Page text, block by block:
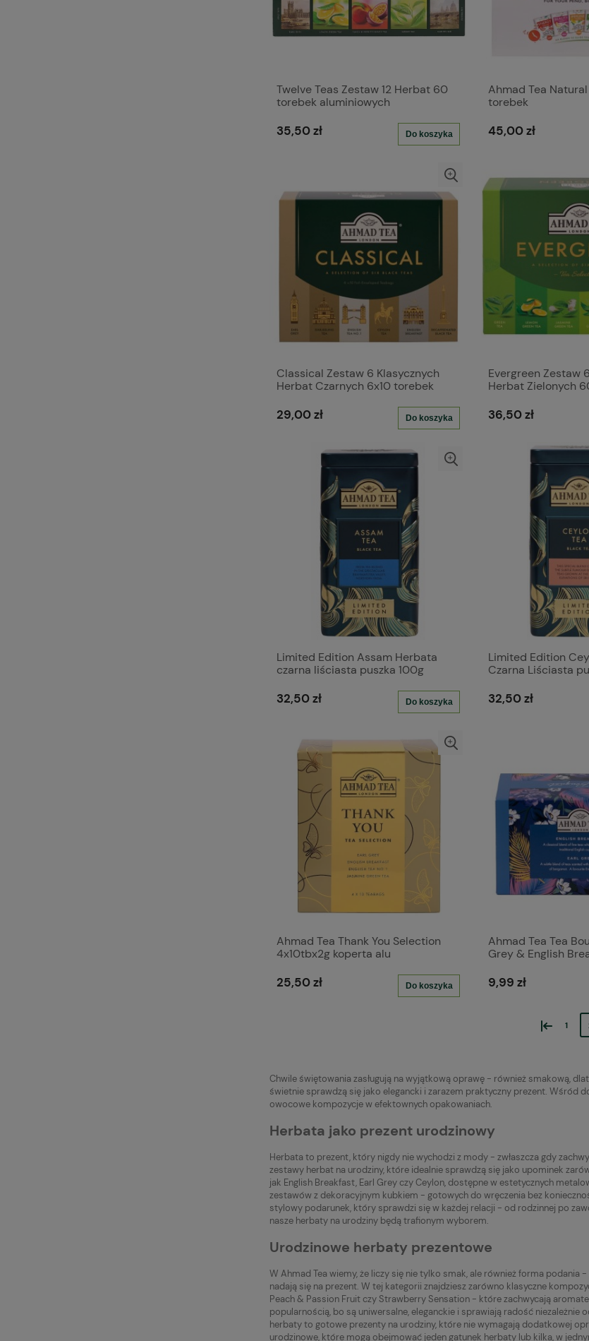
Twelve Teas Zestaw 12 Herbat 60
torebek aluminiowych
35,50 zł Do koszyka
Ahmad Tea
torebek
45,00 zł
Classical Zestaw 6 Klasycznych
Herbat Czarnych 6x10 torebek
29,00 zł Do koszyka
Evergreen Zestaw
Herbat Zielonych
36,50 zł
Limited Edition Assam Herbata
czarna liściasta puszka 100g
32,50 zł Do koszyka
Limited Edition
Czarna Liściasta
32,50 zł
Ahmad Tea Thank You Selection
4x10tbx2g koperta alu
25,50 zł Do koszyka
Ahmad Tea Tea
Grey & English
9,99 zł
« 1
Chwile świętowania zasługują na wyjątkową oprawę - również smakową,
świetnie sprawdzą się jako elegancki i zarazem praktyczny prezent. Wśród
owocowe kompozycje w efektownych opakowaniach.
Herbata jako prezent urodzinowy
Herbata to prezent, który nigdy nie wychodzi z mody - zwłaszcza gdy
zestawy herbat na urodziny, które idealnie sprawdzą się jako upominek
jak English Breakfast, Earl Grey czy Ceylon, dostępne w estetycznych
zestawów z dekoracyjnym kubkiem - gotowych do wręczenia bez
stylowy podarunek, który sprawdzi się w każdej relacji - od rodzinnej po
nasze herbaty na urodziny będą trafionym wyborem.
Urodzinowe herbaty prezentowe
W Ahmad Tea wiemy, że liczy się nie tylko smak, ale również forma
nadają się na prezent. W tej kategorii znajdziesz zarówno klasyczne
Peach & Passion Fruit czy Strawberry Sensation - które zachwycają
popularnością, bo są uniwersalne, eleganckie i sprawiają radość
herbaty to gotowe prezenty na urodziny, które nie wymagają dodatkowej
urodzinowe, które mogą obejmować jeden gatunek herbaty lub kilka, w